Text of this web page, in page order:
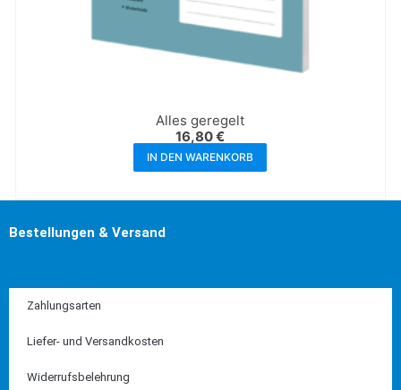
Alles geregelt
16,80€
IN DEN WARENKORB
Bestellungen & Versand
Zahlungsarten
Liefer- und Versandkosten
Widerrufsbelehrung